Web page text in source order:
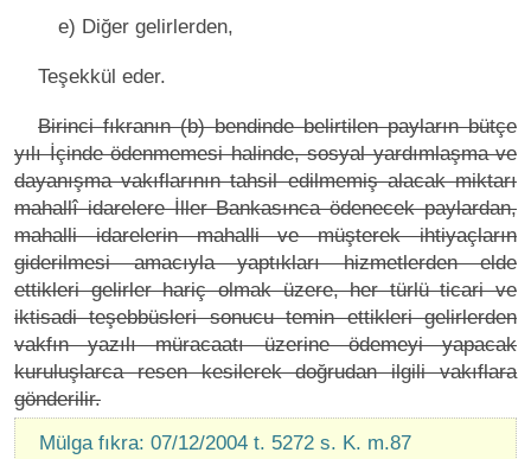
e) Diğer gelirlerden,
Teşekkül eder.
Birinci fıkranın (b) bendinde belirtilen payların bütçe
yılı İçinde ödenmemesi halinde, sosyal yardımlaşma ve
dayanışma vakıflarının tahsil edilmemiş alacak miktarı
mahallî idarelere İller Bankasınca ödenecek paylardan,
mahalli idarelerin mahalli ve müşterek ihtiyaçların
giderilmesi amacıyla yaptıkları hizmetlerden elde
ettikleri gelirler hariç olmak üzere, her türlü ticari ve
iktisadi teşebbüsleri sonucu temin ettikleri gelirlerden
vakfın yazılı müracaatı üzerine ödemeyi yapacak
kuruluşlarca resen kesilerek doğrudan ilgili vakıflara
gönderilir.
Mülga fıkra: 07/12/2004 t. 5272 s. K. m.87